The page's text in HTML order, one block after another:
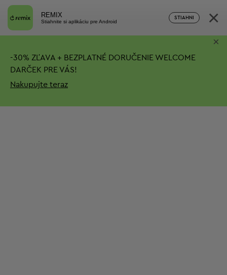
REMIX
Stiahnite si aplikáciu pre Android
STIAHNI ×
-30% ZĽAVA + BEZPLATNÉ DORUČENIE WELCOME
DARČEK PRE VÁS!
Nakupujte teraz
×